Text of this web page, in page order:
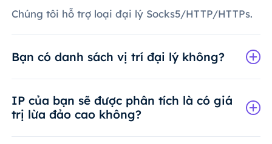
Chúng tôi hỗ trợ loại đại lý Socks5/HTTP/HTTPs.
Bạn có danh sách vị trí đại lý không?
IP của bạn sẽ được phân tích là có giá
trị lừa đảo cao không?